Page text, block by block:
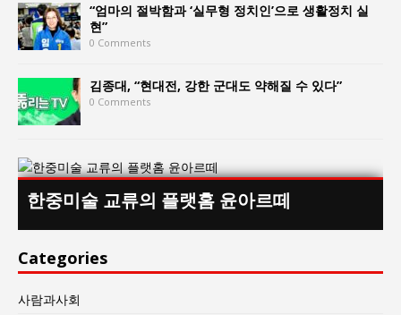
“엄마의 절박함과 ‘실무형 정치인’으로 생활정치 실
현”
0 Comments
김종대, “현대전, 강한 군대도 약해질 수 있다”
0 Comments
한중미술 교류의 플랫홈 윤아르떼
Categories
사람과사회